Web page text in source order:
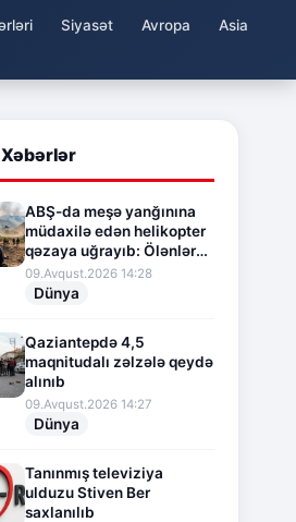
Siyasət Avropa
Asia
ABŞ-da meşə yanğınına
müdaxilə edən helikopter
qəzaya uğrayıb: Ölənlər
və yaralananlar var
09.Avqust.2026 14:28
Dünya
Qaziantepdə 4,5
maqnitudalı zəlzələ qeydə
alınıb
09.Avqust.2026 14:27
Dünya
Tanınmış televiziya
ulduzu Stiven Ber
saxlanılıb